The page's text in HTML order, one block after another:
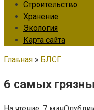
Строительство
Хранение
Экология
Карта сайта
Главная » БЛОГ
6 самых